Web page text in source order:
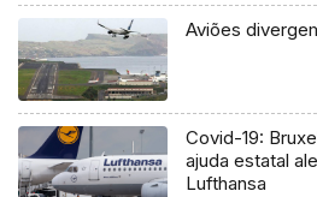
Aviões
Covid-19:
ajuda estatal
Lufthansa